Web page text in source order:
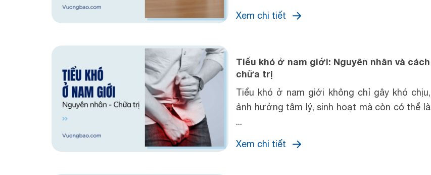
Xem chi tiết
Tiểu khó ở nam giới: Nguyên nhân và cách
chữa trị
Tiểu khó ở nam giới không chỉ gây khó chịu,
ảnh hưởng tâm lý, sinh hoạt mà còn có thể là
...
Xem chi tiết